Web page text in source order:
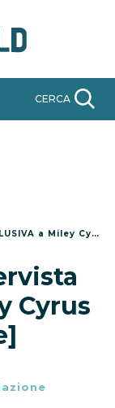
CERCA
Cyrus [Prima Parte]
Cyrus